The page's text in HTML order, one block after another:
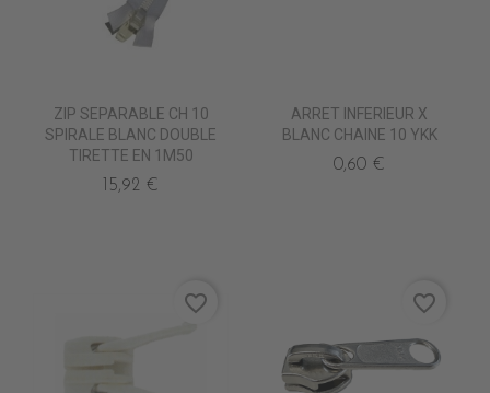
ZIP SEPARABLE CH 10
SPIRALE BLANC DOUBLE
TIRETTE EN 1M50
15,92 €
ARRET INFERIEUR X
BLANC CHAINE 10 YKK
0,60 €
favorite_border favorite_border